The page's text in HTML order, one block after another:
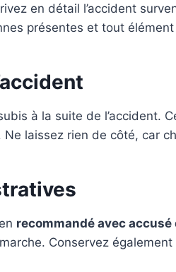
en détail l’accident
présentes et tout
à la suite de l’accident.
laissez rien de côté, car
recommandé avec
Conservez